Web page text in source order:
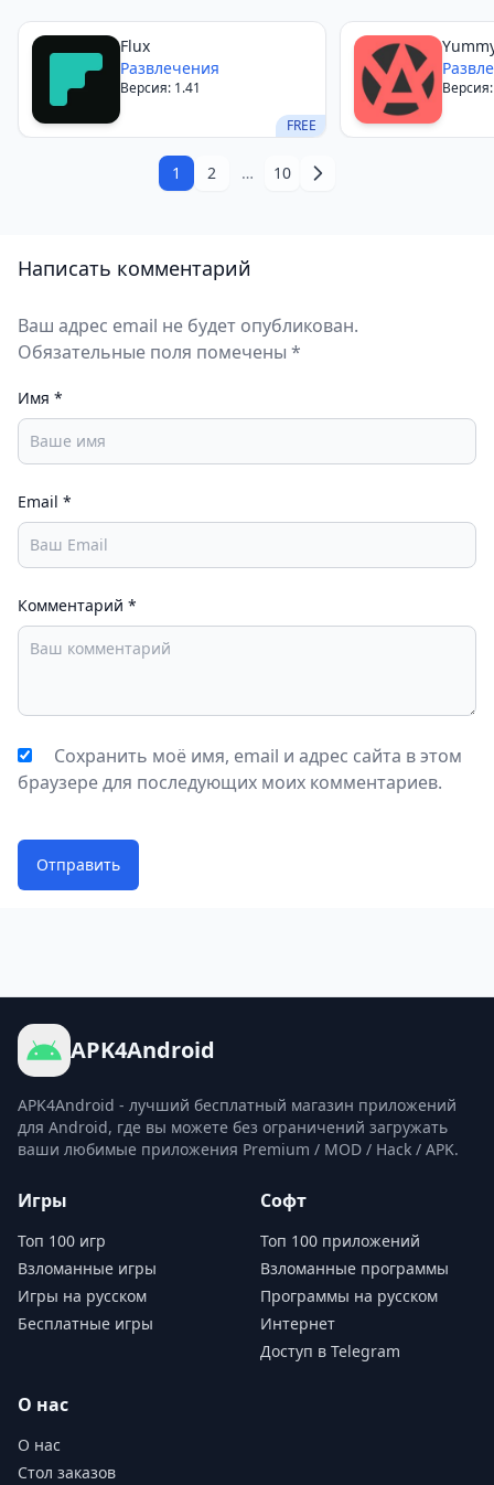
FREE
Flux
Развлечения
Версия: 1.41
1 2 … 10
Написать комментарий
Ваш адрес email не будет опубликован.
Обязательные поля помечены *
Имя *
Email *
Комментарий *
Сохранить моё имя, email и адрес сайта в этом
браузере для последующих моих комментариев.
Отправить
APK4Android
APK4Android - лучший бесплатный магазин приложений
для Android, где вы можете без ограничений загружать
ваши любимые приложения Premium / MOD / Hack / APK.
Игры
Топ 100 игр
Взломанные игры
Игры на русском
Бесплатные игры
Софт
Топ 100 приложений
Взломанные программы
Программы на русском
Интернет
Доступ в Telegram
О нас
О нас
Стол заказов